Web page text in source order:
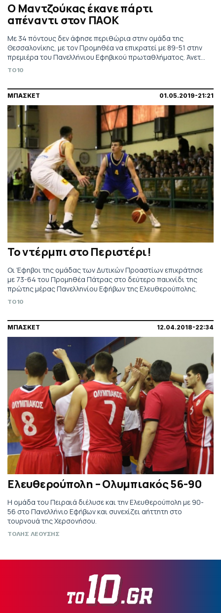
Ο Μαντζούκας έκανε πάρτι
απέναντι στον ΠΑΟΚ
Με 34 πόντους δεν άφησε περιθώρια στην ομάδα της
Θεσσαλονίκης, με τον Προμηθέα να επικρατεί με 89-51 στην
πρεμιέρα του Πανελλήνιου Εφηβικού πρωταθλήματος. Άνετα
το Περιστέρι το Ηράκλειο.
TO10
ΜΠΑΣΚΕΤ 01.05.2019-21:21
Το ντέρμπι στο Περιστέρι!
Οι Έφηβοι της ομάδας των Δυτικών Προαστίων επικράτησε
με 73-64 του Προμηθέα Πάτρας στο δεύτερο παιχνίδι της
πρώτης μέρας Πανελληνίου Εφήβων της Ελευθερούπολης.
TO10
ΜΠΑΣΚΕΤ 12.04.2018-22:34
Ελευθερούπολη – Ολυμπιακός 56-90
Η ομάδα του Πειραιά διέλυσε και την Ελευθερούπολη με 90-
56 στο Πανελλήνιο Εφήβων και συνεχίζει αήττητη στο
τουρνουά της Χερσονήσου.
ΤΟΛΗΣ ΛΕΟΥΣΗΣ